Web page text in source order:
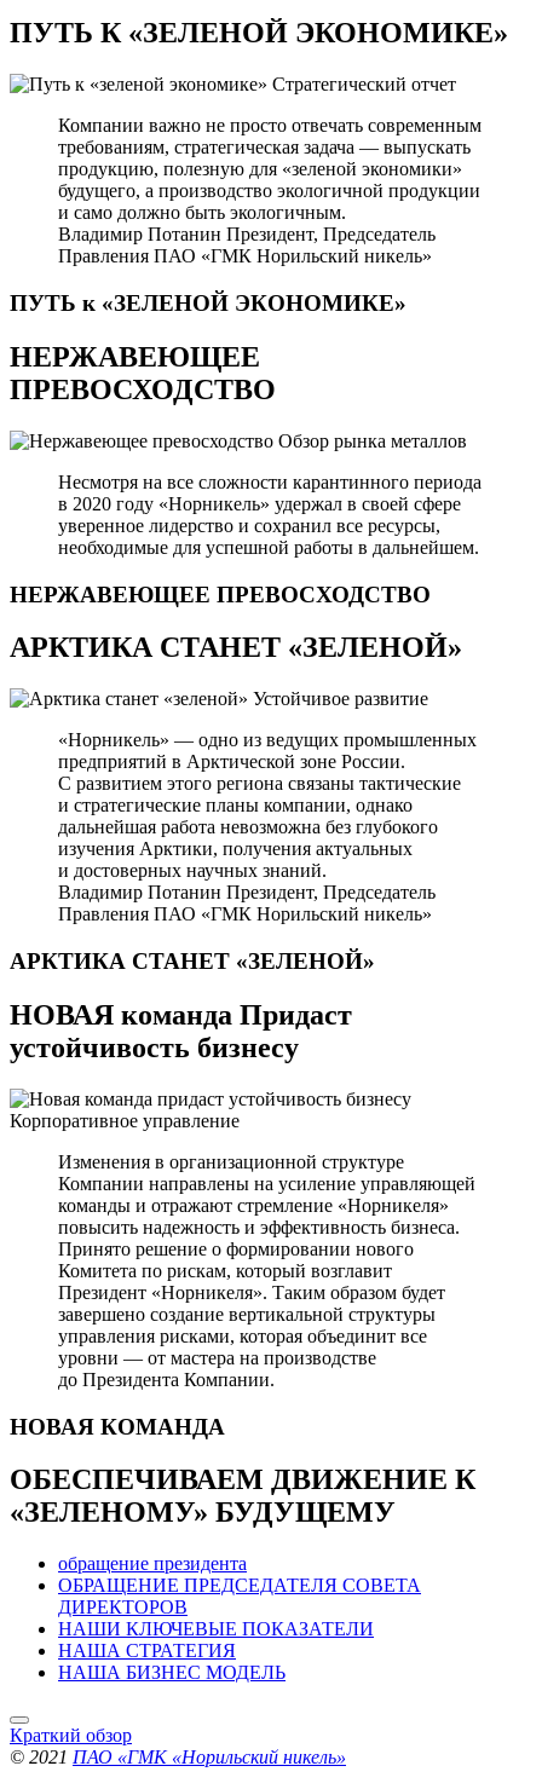
ПУТЬ К«ЗЕЛЕНОЙ ЭКОНОМИКЕ»
Стратегический отчет
Компании важно не просто отвечать современным
требованиям, стратегическая задача — выпускать
продукцию, полезную для «зеленой экономики»
будущего, а производство экологичной продукции
и само должно быть экологичным.
Владимир Потанин Президент, Председатель
Правления ПАО «ГМК Норильский никель»
ПУТЬ к «ЗЕЛЕНОЙ ЭКОНОМИКЕ»
НЕРЖАВЕЮЩЕЕ
ПРЕВОСХОДСТВО
Обзор рынка металлов
Несмотря на все сложности карантинного периода
в 2020 году «Норникель» удержал в своей сфере
уверенное лидерство и сохранил все ресурсы,
необходимые для успешной работы в дальнейшем.
НЕРЖАВЕЮЩЕЕ ПРЕВОСХОДСТВО
АРКТИКА СТАНЕТ «ЗЕЛЕНОЙ»
Устойчивое развитие
«Норникель» — одно из ведущих промышленных
предприятий в Арктической зоне России.
С развитием этого региона связаны тактические
и стратегические планы компании, однако
дальнейшая работа невозможна без глубокого
изучения Арктики, получения актуальных
и достоверных научных знаний.
Владимир Потанин Президент, Председатель
Правления ПАО «ГМК Норильский никель»
АРКТИКА СТАНЕТ «ЗЕЛЕНОЙ»
НОВАЯ команда Придаст
устойчивость бизнесу
Корпоративное управление
Изменения в организационной структуре
Компании направлены на усиление управляющей
команды и отражают стремление «Норникеля»
повысить надежность и эффективность бизнеса.
Принято решение о формировании нового
Комитета по рискам, который возглавит
Президент «Норникеля». Таким образом будет
завершено создание вертикальной структуры
управления рисками, которая объединит все
уровни — от мастера на производстве
до Президента Компании.
НОВАЯ КОМАНДА
ОБЕСПЕЧИВАЕМ ДВИЖЕНИЕ К
«ЗЕЛЕНОМУ» БУДУЩЕМУ
обращение президента
ОБРАЩЕНИЕ ПРЕДСЕДАТЕЛЯ СОВЕТА
ДИРЕКТОРОВ
НАШИ КЛЮЧЕВЫЕ ПОКАЗАТЕЛИ
НАША СТРАТЕГИЯ
НАША БИЗНЕС МОДЕЛЬ
Краткий обзор
© 2021 ПАО «ГМК «Норильский никель»